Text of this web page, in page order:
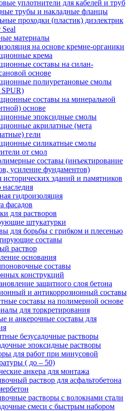
уплотнители для кабелей и труб
трубы и накладные фланцы
проходки (пластик) диэлектрик
Seal
материалы
на основе кремне-органики
крема
составы на силан-
основе
полиуретановые смолы
составы на минеральной
основе
эпоксидные смолы
акрилатные (мета
гели
силикатные смолы
от смол
составы (инъектирование
усиление фундаментов)
исторических зданий и памятников
наследия
гидроизоляция
фасадов
для растворов
штукатурки
для борьбы с грибком и плесенью
составы
раствор
основания
составы
конструкций
защитного слоя бетона
и антикоррозионный составы
составы на полимерной основе
для торкретирования
и анкерочные составы для
безусадочные растворы
эпоксидные растворы
для работ при минусовой
( до – 50)
анкера для монтажа
раствор для асфальтобетона
растворы с волокнами стали
смеси с быстрым набором